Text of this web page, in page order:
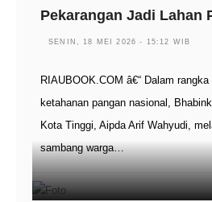
Pekarangan Jadi Lahan
SENIN, 18 MEI 2026 - 15:12 WIB
RIAUBOOK.COM â€“ Dalam
ketahanan pangan nasional,
Kota Tinggi, Aipda Arif Wahyudi,
sambang warga…